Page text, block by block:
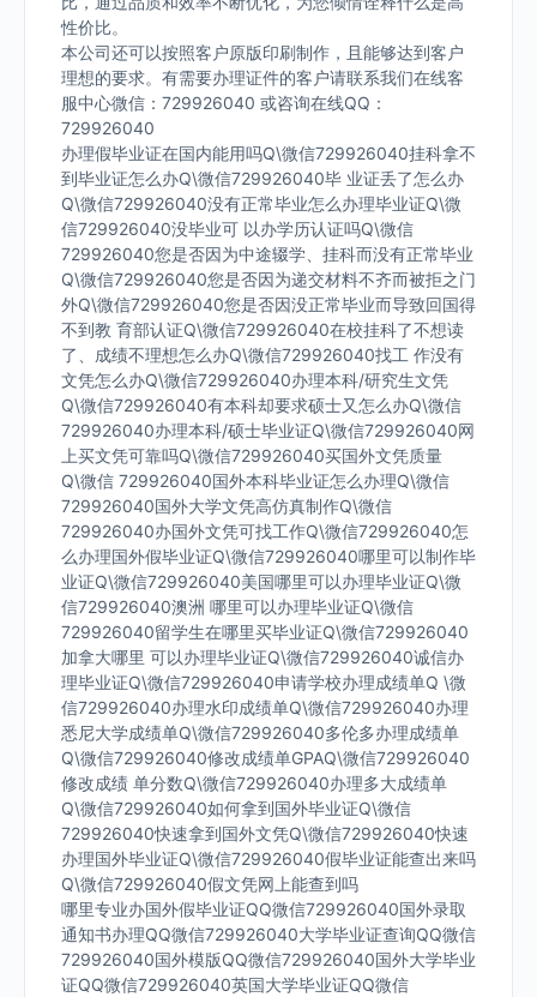
性价比。
本公司还可以按照客户原版印刷制作，且能够达到客户
理想的要求。有需要办理证件的客户请联系我们在线客
服中心微信：729926040 或咨询在线QQ：
729926040
办理假毕业证在国内能用吗Q\微信729926040挂科拿不
到毕业证怎么办Q\微信729926040毕 业证丢了怎么办
Q\微信729926040没有正常毕业怎么办理毕业证Q\微
信729926040没毕业可 以办学历认证吗Q\微信
729926040您是否因为中途辍学、挂科而没有正常毕业
Q\微信729926040您是否因为递交材料不齐而被拒之门
外Q\微信729926040您是否因没正常毕业而导致回国得
不到教 育部认证Q\微信729926040在校挂科了不想读
了、成绩不理想怎么办Q\微信729926040找工 作没有
文凭怎么办Q\微信729926040办理本科/研究生文凭
Q\微信729926040有本科却要求硕士又怎么办Q\微信
729926040办理本科/硕士毕业证Q\微信729926040网
上买文凭可靠吗Q\微信729926040买国外文凭质量
Q\微信 729926040国外本科毕业证怎么办理Q\微信
729926040国外大学文凭高仿真制作Q\微信
729926040办国外文凭可找工作Q\微信729926040怎
么办理国外假毕业证Q\微信729926040哪里可以制作毕
业证Q\微信729926040美国哪里可以办理毕业证Q\微
信729926040澳洲 哪里可以办理毕业证Q\微信
729926040留学生在哪里买毕业证Q\微信729926040
加拿大哪里 可以办理毕业证Q\微信729926040诚信办
理毕业证Q\微信729926040申请学校办理成绩单Q \微
信729926040办理水印成绩单Q\微信729926040办理
悉尼大学成绩单Q\微信729926040多伦多办理成绩单
Q\微信729926040修改成绩单GPAQ\微信729926040
修改成绩 单分数Q\微信729926040办理多大成绩单
Q\微信729926040如何拿到国外毕业证Q\微信
729926040快速拿到国外文凭Q\微信729926040快速
办理国外毕业证Q\微信729926040假毕业证能查出来吗
Q\微信729926040假文凭网上能查到吗
哪里专业办国外假毕业证QQ微信729926040国外录取
通知书办理QQ微信729926040大学毕业证查询QQ微信
729926040国外模版QQ微信729926040国外大学毕业
证QQ微信729926040英国大学毕业证QQ微信